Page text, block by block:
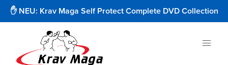
✋ NEU: Krav Maga Self Protect Complete DVD Collection